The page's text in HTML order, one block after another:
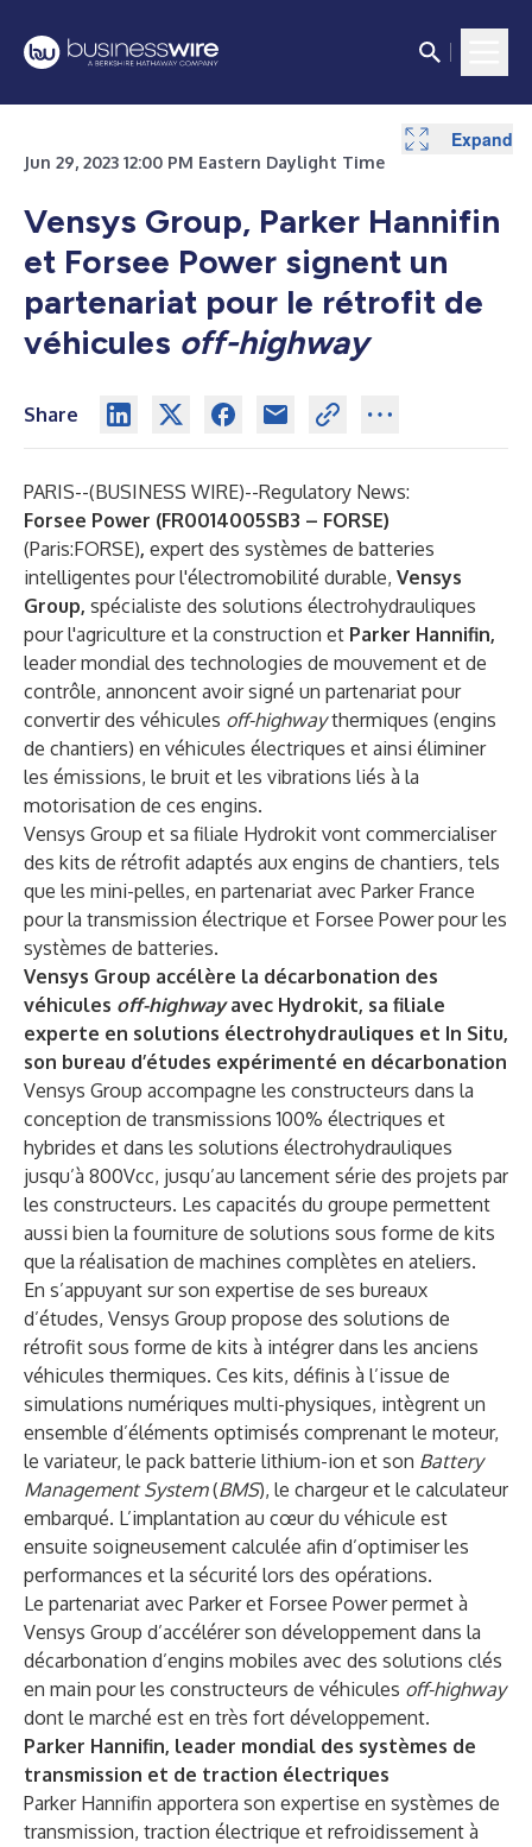
Jun 29, 2023 12:00 PM Eastern Daylight Time
Vensys Group, Parker Hannifin
et Forsee Power signent un
partenariat pour le rétrofit de
véhicules off-highway
Share
PARIS--(BUSINESS WIRE)--Regulatory News:
Forsee Power (FR0014005SB3 – FORSE)
(Paris:FORSE), expert des systèmes de batteries
intelligentes pour l'électromobilité durable, Vensys
Group, spécialiste des solutions électrohydrauliques
pour l'agriculture et la construction et Parker Hannifin,
leader mondial des technologies de mouvement et de
contrôle, annoncent avoir signé un partenariat pour
convertir des véhicules off-highwaythermiques (engins
de chantiers) en véhicules électriques et ainsi éliminer
les émissions, le bruit et les vibrations liés à la
motorisation de ces engins.
Vensys Group et sa filiale Hydrokit vont commercialiser
des kits de rétrofit adaptés aux engins de chantiers, tels
que les mini-pelles, en partenariat avec Parker France
pour la transmission électrique et Forsee Power pour les
systèmes de batteries.
Vensys Group accélère la décarbonation des
véhicules off-highwayavec Hydrokit, sa filiale
experte en solutions électrohydrauliques et In Situ,
son bureau d’études expérimenté en décarbonation
Vensys Group accompagne les constructeurs dans la
conception de transmissions 100% électriques et
hybrides et dans les solutions électrohydrauliques
jusqu’à 800Vcc, jusqu’au lancement série des projets par
les constructeurs. Les capacités du groupe permettent
aussi bien la fourniture de solutions sous forme de kits
que la réalisation de machines complètes en ateliers.
En s’appuyant sur son expertise de ses bureaux
d’études, Vensys Group propose des solutions de
rétrofit sous forme de kits à intégrer dans les anciens
véhicules thermiques. Ces kits, définis à l’issue de
simulations numériques multi-physiques, intègrent un
ensemble d’éléments optimisés comprenant le moteur,
le variateur, le pack batterie lithium-ion et son Battery
Management System(BMS), le chargeur et le calculateur
embarqué. L’implantation au cœur du véhicule est
ensuite soigneusement calculée afin d’optimiser les
performances et la sécurité lors des opérations.
Le partenariat avec Parker et Forsee Power permet à
Vensys Group d’accélérer son développement dans la
décarbonation d’engins mobiles avec des solutions clés
en main pour les constructeurs de véhicules off-highway
dont le marché est en très fort développement.
Parker Hannifin, leader mondial des systèmes de
transmission et de traction électriques
Parker Hannifin apportera son expertise en systèmes de
transmission, traction électrique et refroidissement à
Expand